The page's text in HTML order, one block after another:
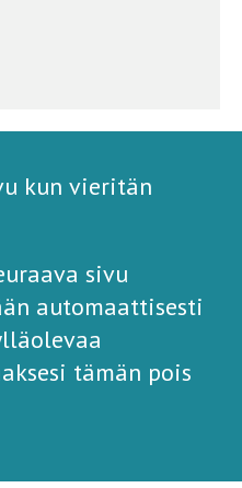
kun vieritän
sivu
automaattisesti
tämän pois